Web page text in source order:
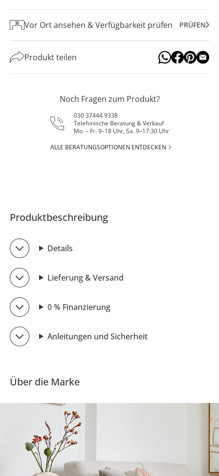
Vor Ort ansehen & Verfügbarkeit prüfen PRÜFEN
Produkt teilen
Noch Fragen zum Produkt?
030 37444 9338
Telefonische Beratung & Verkauf
Mo. – Fr. 9–18 Uhr, Sa. 9–17:30 Uhr
ALLE BERATUNGSOPTIONEN ENTDECKEN
Produktbeschreibung
Details
Lieferung & Versand
0 % Finanzierung
Anleitungen und Sicherheit
Über die Marke